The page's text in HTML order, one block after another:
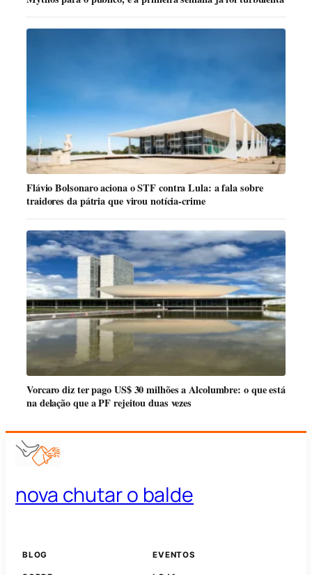
Flávio Bolsonaro aciona o STF contra Lula: a fala sobre
traidores da pátria que virou notícia-crime
Vorcaro diz ter pago US$ 30 milhões a Alcolumbre: o que está
na delação que a PF rejeitou duas vezes
nova chutar o balde
BLOG EVENTOS